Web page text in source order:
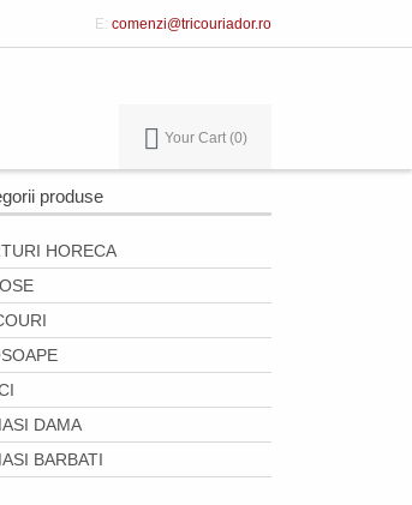
E: comenzi@tricouriador.ro
Your Cart 0
produse
HORECA
DAMA
BARBATI